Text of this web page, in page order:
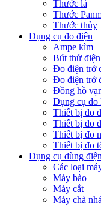
Thước lá
Thước
Thước thủy
Dụng cụ đo điện
Ampe kìm
Bút thử điện
Đo điện trở
Đo điện trở
Đồng hồ
Dụng cụ đo
Thiết bị đo
Thiết bị đo
Thiết bị đo
Thiết bị đo
Dụng cụ dùng điện
Các loại
Máy bào
Máy cắt
Máy chà